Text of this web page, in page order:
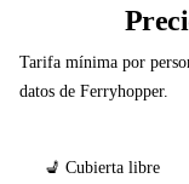
Tarifa mínima por
datos de Ferryhopper.
💺 Cubierta libre